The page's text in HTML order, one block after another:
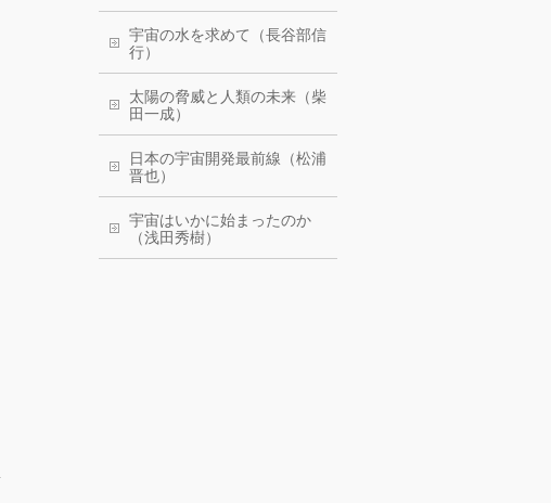
宇宙の水を求めて（長谷部信
行）
太陽の脅威と人類の未来（柴
田一成）
日本の宇宙開発最前線（松浦
晋也）
宇宙はいかに始まったのか
（浅田秀樹）